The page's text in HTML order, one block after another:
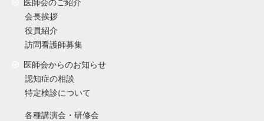
医師会のご紹介
会長挨拶
役員紹介
訪問看護師募集
医師会からのお知らせ
認知症の相談
特定検診について
各種講演会・研修会